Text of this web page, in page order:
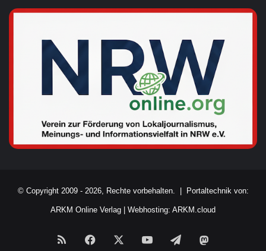
© Copyright 2009 - 2026, Rechte vorbehalten. | Portaltechnik von:
ARKM Online Verlag Webhosting: ARKM.cloud
RSS Facebook YouTubeTelegram